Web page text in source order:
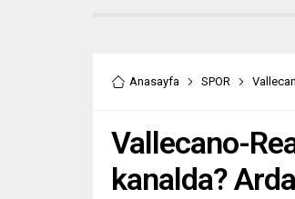
Anasayfa SPOR
Vallecano-
kanalda?